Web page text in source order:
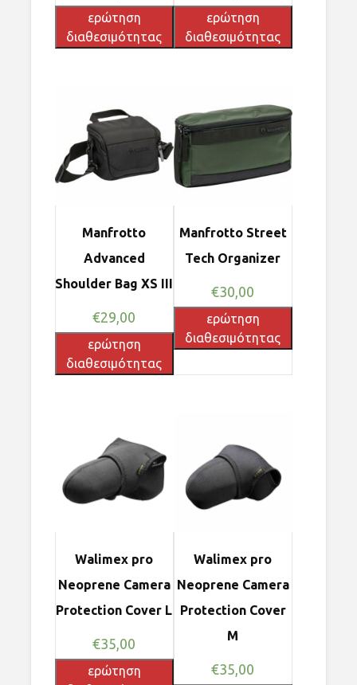
ερώτηση
διαθεσιμότητας
ερώτηση
διαθεσιμότητας
Manfrotto
Advanced
Shoulder Bag XS III
€29,00
ερώτηση
διαθεσιμότητας
Manfrotto Street
Tech Organizer
€30,00
ερώτηση
διαθεσιμότητας
Walimex pro
Neoprene Camera
Protection Cover L
€35,00
ερώτηση
Walimex pro
Neoprene Camera
Protection Cover
M
€35,00